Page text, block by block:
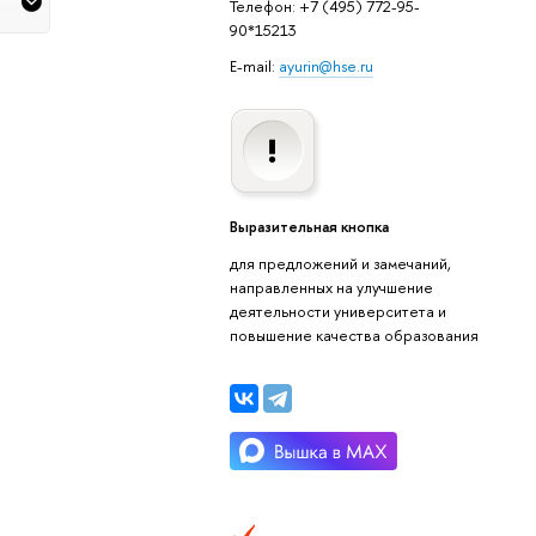
Телефон: +7 (495) 772-95-
90*15213
E-mail: ayurin@hse.ru
Выразительная кнопка
для предложений и замечаний,
направленных на улучшение
деятельности университета и
повышение качества образования